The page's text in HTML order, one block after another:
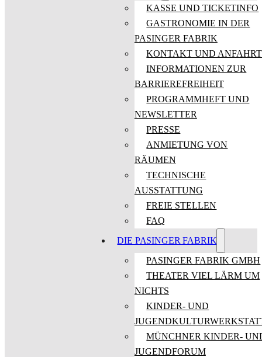
KASSE UND TICKETINFO
GASTRONOMIE IN DER
PASINGER FABRIK
KONTAKT UND ANFAHRT
INFORMATIONEN ZUR
BARRIEREFREIHEIT
PROGRAMMHEFT UND
NEWSLETTER
PRESSE
ANMIETUNG VON
RÄUMEN
TECHNISCHE
AUSSTATTUNG
FREIE STELLEN
FAQ
DIE PASINGER FABRIK
PASINGER FABRIK GMBH
THEATER VIEL LÄRM UM
NICHTS
KINDER- UND
MÜNCHNER KINDER-
JUGENDFORUM